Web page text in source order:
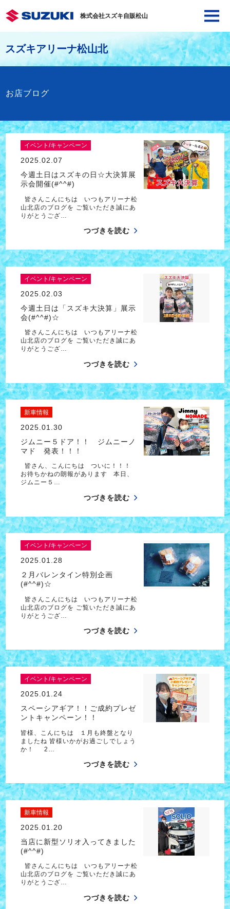
株式会社スズキ自販松山
スズキアリーナ松山北
お店ブログ
イベント/キャンペーン
2025.02.07
今週土日はスズキの日☆大決算展
示会開催(#^^#)
皆さんこんにちは いつもアリーナ松
山北店のブログを ご覧いただき誠にあ
りがとうござ…
つづきを読む
イベント/キャンペーン
2025.02.03
今週土日は「スズキ大決算」展示
会(#^^#)☆
皆さんこんにちは いつもアリーナ松
山北店のブログを ご覧いただき誠にあ
りがとうござ…
つづきを読む
新車情報
2025.01.30
ジムニー５ドア！！ ジムニーノ
マド 発表！！！
皆さん、こんにちは ついに！！！
お待ちかねの朗報があります 本日、
ジムニー５…
つづきを読む
イベント/キャンペーン
2025.01.28
２月バレンタイン特別企画
(#^^#)☆
皆さんこんにちは いつもアリーナ松
山北店のブログを ご覧いただき誠にあ
りがとうござ…
つづきを読む
イベント/キャンペーン
2025.01.24
スペーシアギア！！ご成約プレゼ
ントキャンペーン！！
皆様、こんにちは １月も終盤となり
ましたね 皆様いかがお過ごしでしょう
か！ 2…
つづきを読む
新車情報
2025.01.20
当店に新型ソリオ入ってきました
(#^^#)
皆さんこんにちは いつもアリーナ松
山北店のブログを ご覧いただき誠にあ
りがとうござ…
つづきを読む